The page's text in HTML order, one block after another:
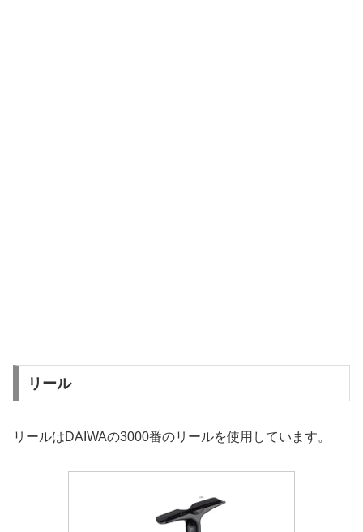
リール
リールはDAIWAの3000番のリールを使用しています。